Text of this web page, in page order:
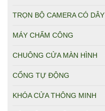
TRỌN BỘ CAMERA CÓ DÂY
MÁY CHẤM CÔNG
CHUÔNG CỬA MÀN HÌNH
CỔNG TỰ ĐỘNG
KHÓA CỬA THÔNG MINH